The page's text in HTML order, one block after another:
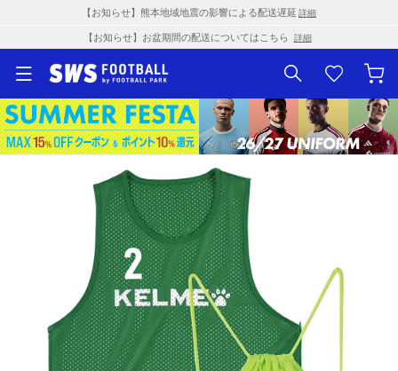
【お知らせ】熊本地域地震の影響による配送遅延 詳細
【お知らせ】お盆期間の配送についてはこちら 詳細